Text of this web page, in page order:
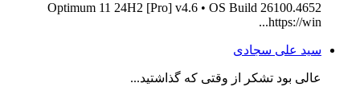
Optimum 11 24H2 [Pro] v4.6 • OS Build 26100.4652
https://win...
سید علی سجادی
عالی بود تشکر از وقتی که گذاشتید...